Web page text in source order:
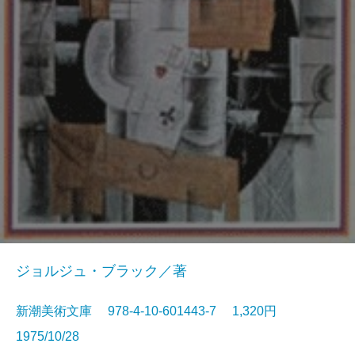
ジョルジュ・ブラック／著
新潮美術文庫 978-4-10-601443-7 1,320円
1975/10/28